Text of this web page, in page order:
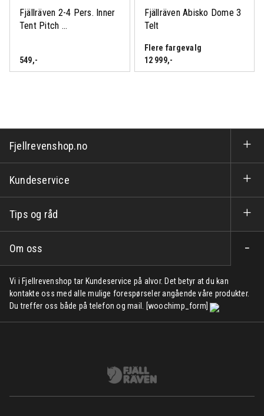
Fjällräven 2-4 Pers. Inner
Tent Pitch ...
549,-
Fjällräven Abisko Dome 3
Telt
Flere fargevalg
12 999,-
Fjellrevenshop.no
Kundeservice
Tips og råd
Om oss
Vi i Fjellrevenshop tar Kundeservice på alvor. Det betyr at du kan
kontakte oss med alle mulige forespørseler angående våre produkter.
Du treffer oss både på telefon og mail. [woochimp_form]